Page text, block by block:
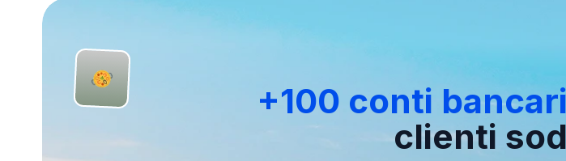
+100 conti bancari
clienti